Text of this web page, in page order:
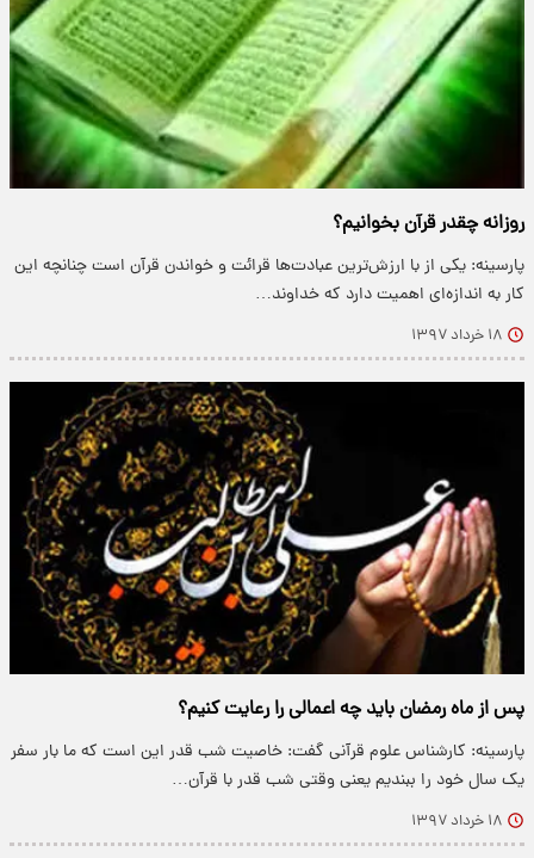
روزانه چقدر قرآن بخوانیم؟
پارسینه: یکی از با ارزش‌ترین عبادت‌ها قرائت و خواندن قرآن است چنانچه این
کار به اندازه‌ای اهمیت دارد که خداوند…
۱۸ خرداد ۱۳۹۷
پس از ماه رمضان باید چه اعمالی را رعایت کنیم؟
پارسینه: کارشناس علوم قرآنی گفت: خاصیت شب قدر این است که ما بار سفر
یک سال خود را ببندیم یعنی وقتی شب قدر با قرآن…
۱۸ خرداد ۱۳۹۷